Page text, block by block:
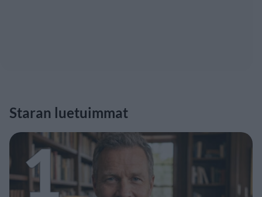
Staran luetuimmat
1